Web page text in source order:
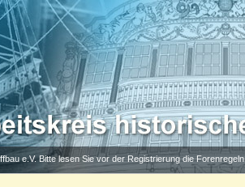
e.V. Bitte lesen Sie vor der Registrierung die Forenregeln.